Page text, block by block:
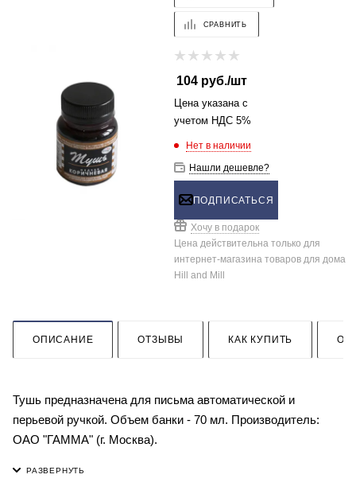
СРАВНИТЬ
104руб./шт
Цена указана с
учетом НДС 5%
Нет в наличии
Нашли дешевле?
ПОДПИСАТЬСЯ
Хочу в подарок
Цена действительна только для
интернет-магазина товаров для дома
Hill and Mill
ОПИСАНИЕ ОТЗЫВЫ КАК КУПИТЬ
Тушь предназначена для письма автоматической и
перьевой ручкой. Объем банки - 70 мл. Производитель:
ОАО "ГАММА" (г. Москва).